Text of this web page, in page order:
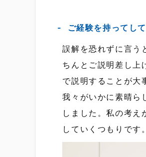
ご経験を持ってし
誤解を恐れずに言う
ちんとご説明差し上
で説明することが大
我々がいかに素晴ら
しました。私の考え
していくつもりです。